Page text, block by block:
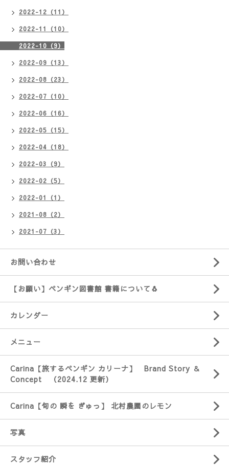
2022-12（11）
2022-11（10）
2022-10（9）
2022-09（13）
2022-08（23）
2022-07（10）
2022-06（16）
2022-05（15）
2022-04（18）
2022-03（9）
2022-02（5）
2022-01（1）
2021-08（2）
2021-07（3）
お問い合わせ
【お願い】ペンギン図書館 書籍について🐧
カレンダー
メニュー
Carina【旅するペンギン カリーナ】 Brand Story ＆
Concept （2024.12 更新）
Carina【旬の 瞬を ぎゅっ】 北村農園のレモン
写真
スタッフ紹介